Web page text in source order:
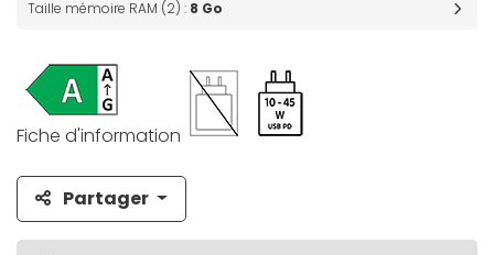
Taille mémoire RAM (2) : 8 Go
Fiche d'information
Partager